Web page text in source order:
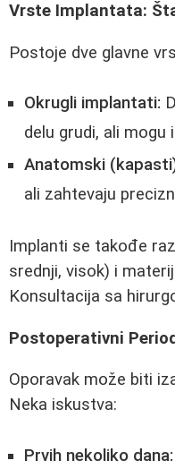
Vrste Implantata:
Postoje dve glavne
Okrugli implantati:
delu grudi, ali mogu
Anatomski
ali zahtevaju
Implanti se takođe
srednji, visok) i
Konsultacija sa
Postoperativni
Oporavak može biti
Neka iskustva:
Prvih nekoliko dana: